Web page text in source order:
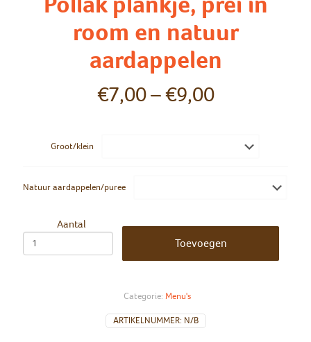
room en natuur
aardappelen
€7,00–€9,00
Groot/klein
Natuur aardappelen/puree
Aantal
Toevoegen
ARTIKELNUMMER: N/B
Categorie: Menu's